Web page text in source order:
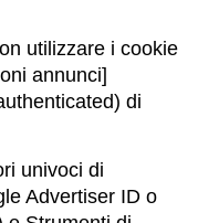
utilizzare i cookie
annunci]
di
univoci di
Advertiser ID o